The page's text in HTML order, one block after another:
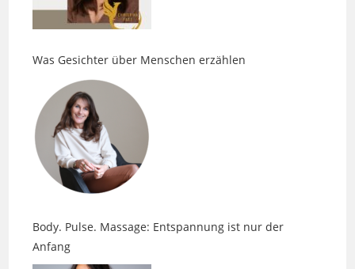
Was Gesichter über Menschen erzählen
Body. Pulse. Massage: Entspannung ist nur der